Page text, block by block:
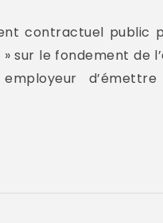
contractuel
sur le fondement de
employeur